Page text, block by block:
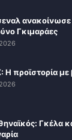
Γκιμαράες
προϊστορία με
Γκέλα